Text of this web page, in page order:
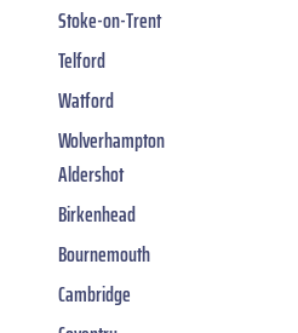
Stoke-on-Trent
Telford
Watford
Wolverhampton
Aldershot
Birkenhead
Bournemouth
Cambridge